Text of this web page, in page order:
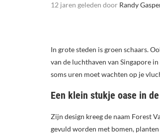
12 jaren geleden door Randy
In grote steden is groen schaars.
van de luchthaven van Singapore
soms uren moet wachten op je
Een klein stukje oase in
Zijn design kreeg de naam Forest
gevuld worden met bomen,